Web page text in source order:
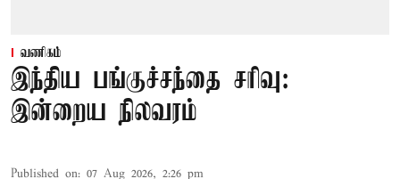
வணிகம்
இந்திய பங்குச்சந்தை சரிவு:
இன்றைய நிலவரம்
Published on: 07 Aug 2026, 2:26 pm